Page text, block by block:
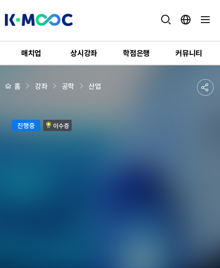
K-
매치업 상시강좌 학점은행 커뮤니티
강
세하
위 홈 강좌 공학 산업
공
실
감진행중 이수증